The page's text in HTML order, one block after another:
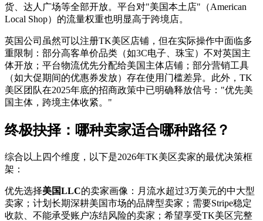
货、达人广场等全部开放。平台对"美国本土店"（American
Local Shop）的流量权重也明显高于跨境店。
英国公司虽然可以注册TK美区店铺，但在实际操作中面临多
重限制：部分高客单价品类（如3C电子、珠宝）不对英国主
体开放；平台物流优先分配给美国主体店铺；部分营销工具
（如大促期间的优惠券发放）存在使用门槛差异。此外，TK
美区团队在2025年底的招商政策中已明确释放信号："优先美
国主体，跨境主体收紧。"
终极抉择：哪种卖家适合哪种路径？
综合以上四个维度，以下是2026年TK美区卖家的最优决策框
架：
优先选择美国LLC的卖家画像：月流水超过3万美元的中大型
卖家；计划长期深耕美国市场的品牌型卖家；需要Stripe稳定
收款、不能承受账户冻结风险的卖家；希望享受TK美区完整